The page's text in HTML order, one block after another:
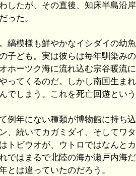
したが、その直後、知床半島沿
った。
縞模様も鮮やかなイシダイの幼
子ども。実は彼らは毎年馴染み
ホーツク海に流れ込む宗谷暖流
ってくるのだ。しかし南国生ま
でしまう。これを死亡回遊とい
例年にない種類が博物館に持ち
、続いてカガミダイ、そしてワ
トビウオが、ウトロではなんと
ではまるで北陸の海か瀬戸内海
とは違っていたのだろう。